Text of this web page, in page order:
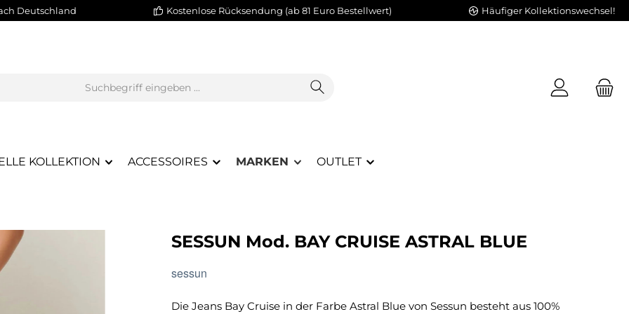
Deutschland Kostenlose Rücksendung (ab 81 Euro Bestellwert) Häufiger Kollektionswechsel!
KOLLEKTION ACCESSOIRES MARKEN OUTLET
SESSUN Mod. BAY CRUISE ASTRAL BLUE
sessun
Die Jeans Bay Cruise in der Farbe Astral Blue von Sessun besteht aus 100%